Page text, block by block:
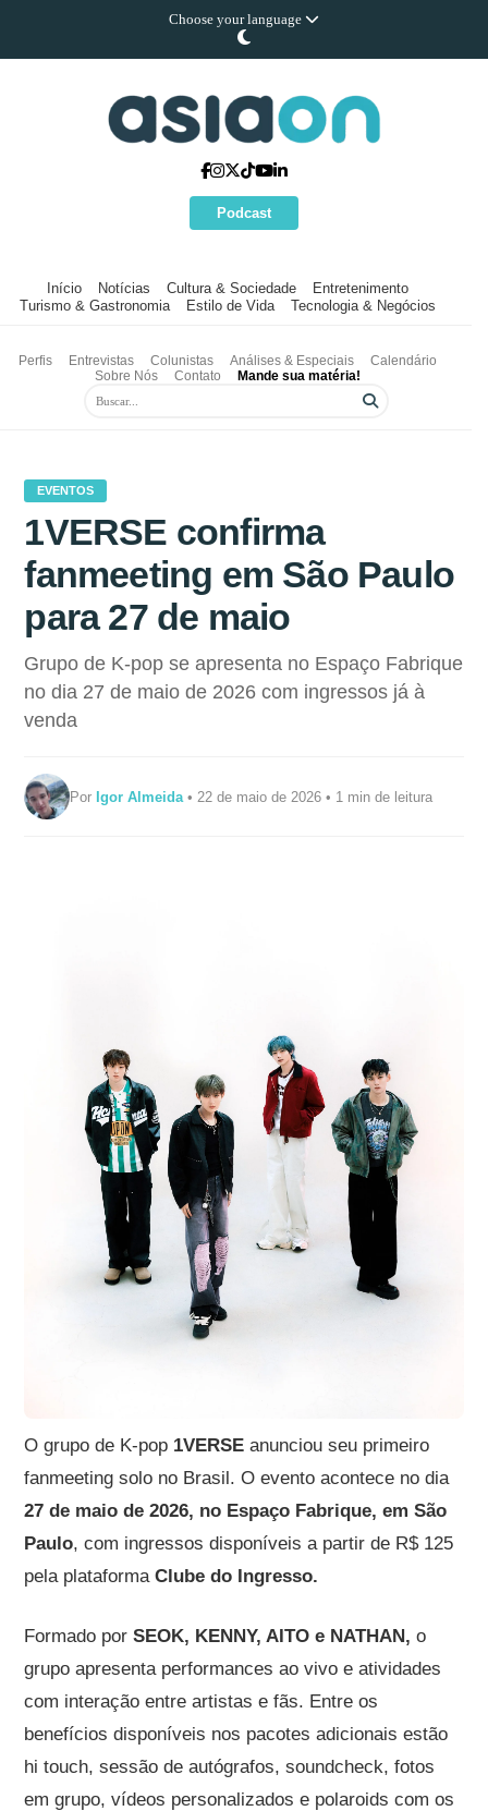
Choose your language
Podcast
Início Notícias Cultura & Sociedade
Entretenimento
Turismo & Gastronomia
Estilo de Vida Tecnologia & Negócios
Perfis Entrevistas Colunistas Análises & Especiais
Calendário
Sobre Nós
Contato Mande sua matéria!
EVENTOS
1VERSE confirma
fanmeeting em São Paulo
para 27 de maio
Grupo de K-pop se apresenta no Espaço Fabrique
no dia 27 de maio de 2026 com ingressos já à
venda
PorIgor Almeida • 22 de maio de 2026 • 1 min de leitura
O grupo de K-pop 1VERSE anunciou seu primeiro
fanmeeting solo no Brasil. O evento acontece no dia
27 de maio de 2026, no Espaço Fabrique, em São
Paulo, com ingressos disponíveis a partir de R$ 125
pela plataformaClube do Ingresso.
Formado porSEOK, KENNY, AITO e NATHAN,o
grupo apresenta performances ao vivo e atividades
com interação entre artistas e fãs. Entre os
benefícios disponíveis nos pacotes adicionais estão
hi touch, sessão de autógrafos, soundcheck, fotos
em grupo, vídeos personalizados e polaroids com os